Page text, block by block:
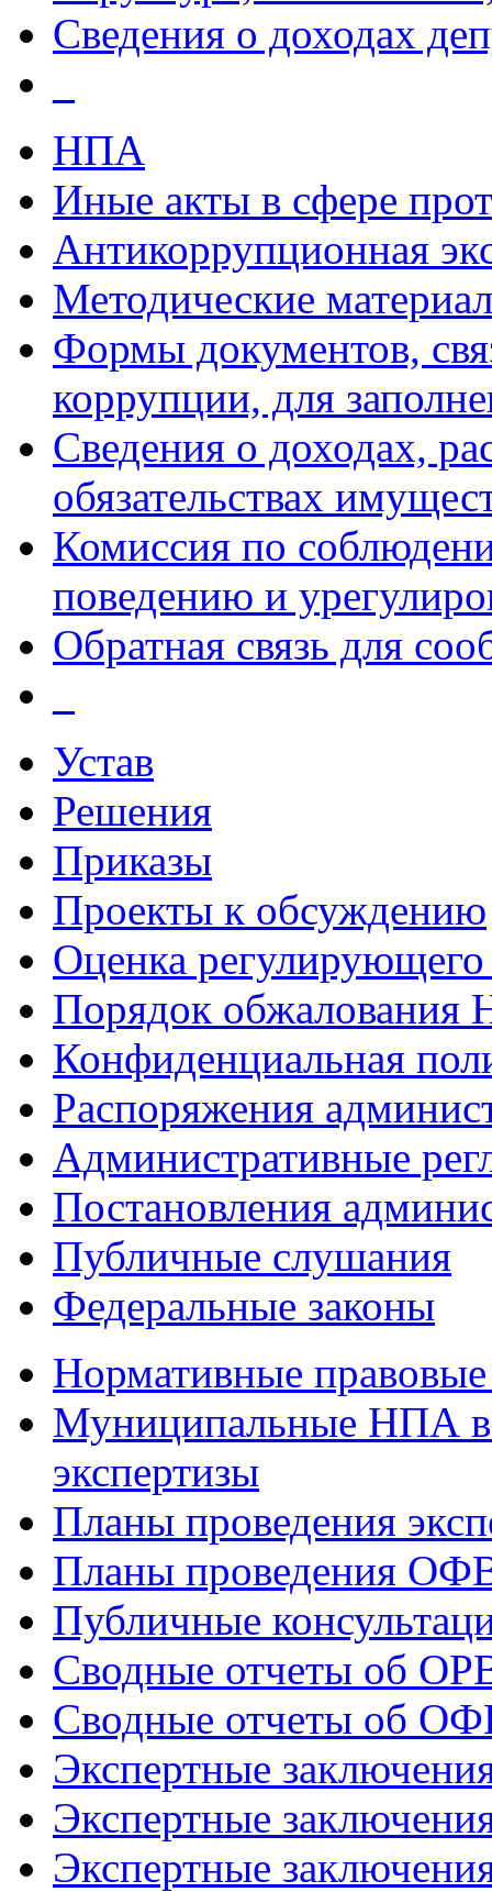
Сведения о доходах
НПА
Иные акты в сфере
Антикоррупционная
Методические
Формы документов,
коррупции, для
Сведения о доходах,
обязательствах
Комиссия по
поведению и
Обратная связь для
Устав
Решения
Приказы
Проекты к обсуждению
Оценка регулирующего
Порядок
Конфиденциальная
Распоряжения
Административные
Постановления
Публичные слушания
Федеральные законы
Нормативные
Муниципальные НПА
экспертизы
Планы проведения
Планы проведения
Публичные
Сводные отчеты об
Сводные отчеты об
Экспертные
Экспертные
Экспертные